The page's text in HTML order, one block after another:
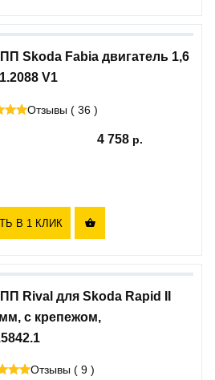
Skoda Fabia двигатель 1,6
V1
Отзывы ( 36 )
4 758
В 1 КЛИК 
Rival для Skoda Rapid II
с крепежом,
Отзывы ( 9 )